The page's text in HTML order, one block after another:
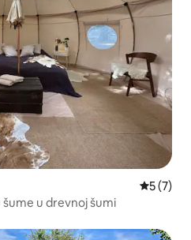
5 (7)
u drevnoj šumi